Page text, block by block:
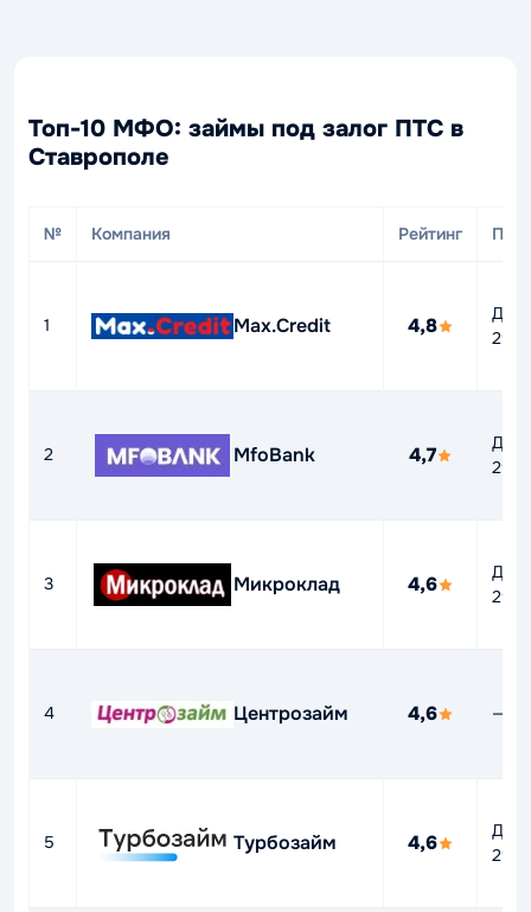
Топ-10 МФО: займы под залог ПТС в
Ставрополе
№ Компания Рейтинг ПСК
1 Max.Credit 4,8
До
2 MfoBank 4,7
До
3 Микроклад 4,6
До
4 Центрозайм 4,6 —
5 Турбозайм 4,6
До